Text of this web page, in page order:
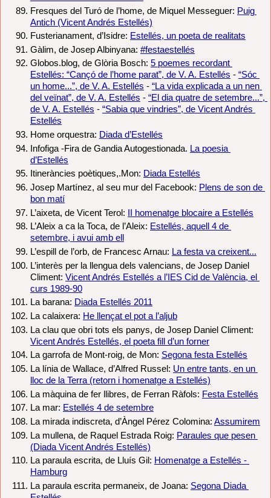
Fresques del Turó de l’home, de Miquel Messeguer: Puig
Antich (Vicent Andrés Estellés)
Fusterianament, d’Isidre: Estellés, un poeta de realitats
Gàlim, de Josep Albinyana: #festaestellés
Globos.blog, de Glòria Bosch: 5 poemes recordant
Estellés: “Cançó de l’home parat”, de V. A. Estellés - “Sóc
un home...”, de V. A. Estellés - “La vida explicada a un nen
del veïnat”, de V. A. Estellés - “El dia quatre de setembre...”,
de V. A. Estellés - “Sabia que vindries”, de Vicent Andrés
Estellés
Home orquestra: Diada d’Estellés
Infofiga -Fira de Gandia Autogestionada. La poesia
d’Estellés
Itineràncies poètiques,.Mon: Diada Estellés
Josep Martínez, al seu mur del Facebook: Plens de son de
bon matí
L’aixeta, de Vicent Terol:
II homenatge blocaire a Estellés
L’Aleix a ca la Toca, de l’Aleix: Estellés, aquell 4 de
setembre, i avui amb ell
L’espill de l’orb, de Francesc Arnau: La festa va creixent...
L’interès per la llengua dels valencians, de Josep Daniel
Climent: Vicent Andrés Estellés a l’IES Cid de València, el
curs 1989-90
La barana: Diada Estellés 2011
La calaixera: He llençat el pot a l’aljub
Vicent Andrés Estellés, el poeta fill d’un forner
La garrofa de Mont-roig, de Mon: Segona festa Estellés
La línia de Wallace, d’Alfred Russel: Un entre tants, en un
lloc de la Terra (retorn i homenatge a Estellés)
La màquina de fer llibres, de Ferran Ràfols: Festa Estellés
La mar: Estellés 4 de setembre
La mirada indiscreta, d’Àngel Pérez Colomina: Assumirem
La mullena, de Raquel Estrada Roig: Paraules que pesen
(Diada Vicent Andrés Estellés)
La paraula escrita, de Lluís Gil: Homenatge a Estellés -
Hamburg
La paraula escrita permaneix, de Joana: Segona Diada